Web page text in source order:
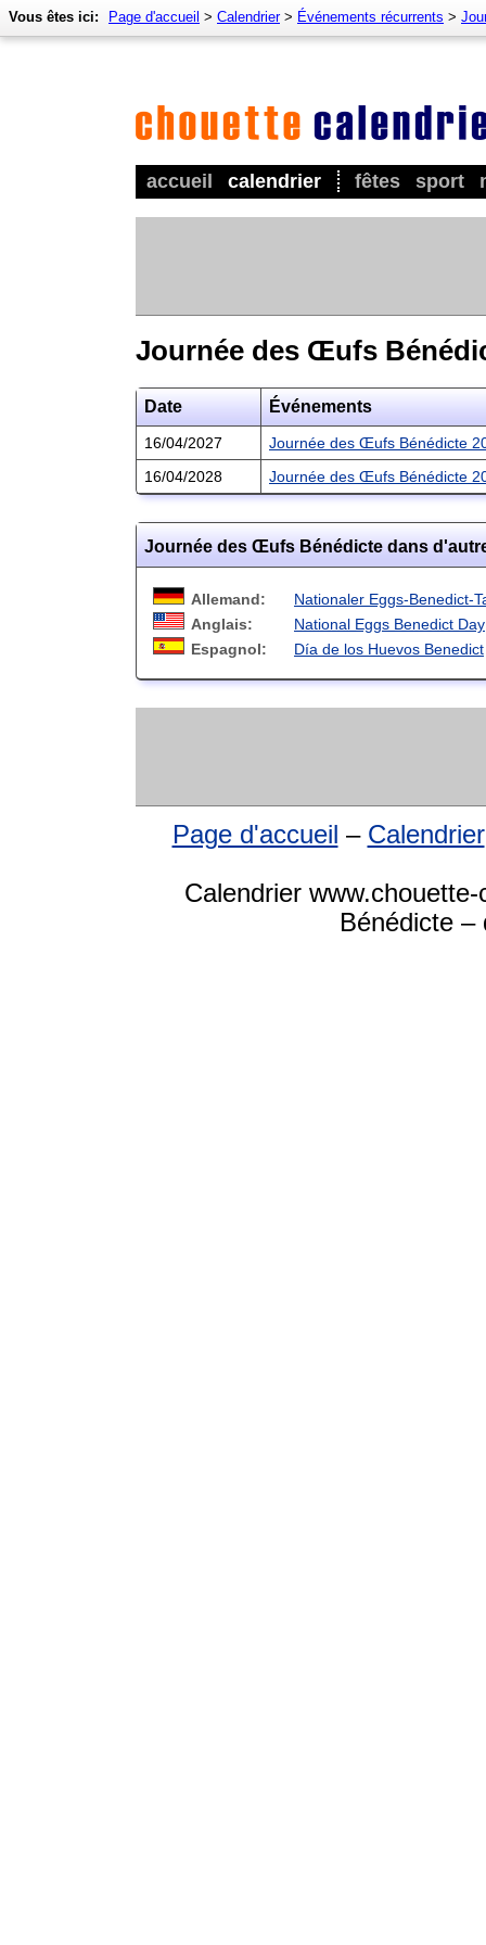
accueil calendrier fêtes sport
Vous êtes ici: Page d'accueil > Calendrier> Événements récurrents >
Journée des Œufs
Date Événements
16/04/2027
Journée des Œufs Bénédicte
16/04/2028
Journée des Œufs Bénédicte
Journée des Œufs Bénédicte dans
Allemand:
Nationaler Eggs-Benedict-
Anglais:
National Eggs Benedict Day
Espagnol:
Día de los Huevos Benedict
Page d'accueil – Calendrier
Calendrier
Bénédicte